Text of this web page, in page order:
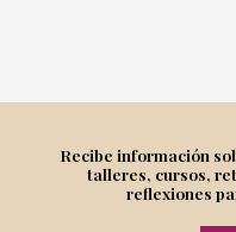
Recibe información
talleres, cursos,
reflexiones